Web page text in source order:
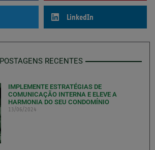
LinkedIn
POSTAGENS RECENTES
IMPLEMENTE ESTRATÉGIAS DE
COMUNICAÇÃO INTERNA E ELEVE A
HARMONIA DO SEU CONDOMÍNIO
13/06/2024